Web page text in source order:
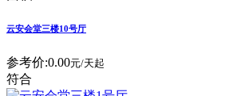
云安会堂三楼10号厅
参考价:0.00元/天起
符合